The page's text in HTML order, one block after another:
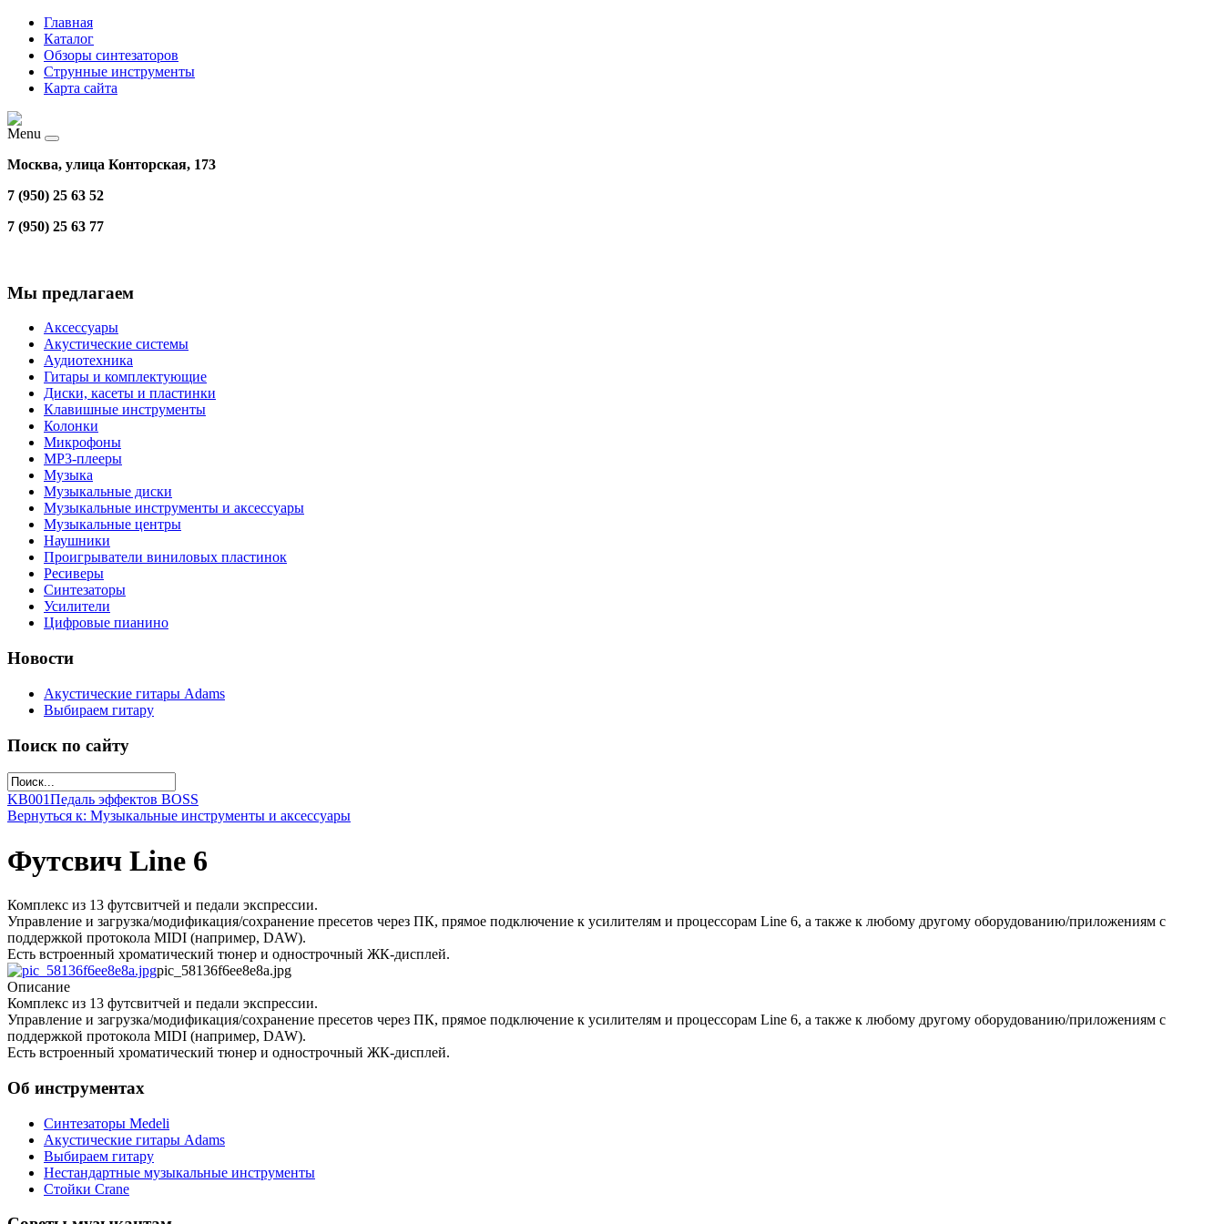
Главная
Каталог
Обзоры синтезаторов
Струнные инструменты
Карта сайта
Menu
Москва, улица Конторская, 173
7 (950) 25 63 52
7 (950) 25 63 77
Мы предлагаем
Аксессуары
Акустические системы
Аудиотехника
Гитары и комплектующие
Диски, касеты и пластинки
Клавишные инструменты
Колонки
Микрофоны
МР3-плееры
Музыка
Музыкальные диски
Музыкальные инструменты и аксессуары
Музыкальные центры
Наушники
Проигрыватели виниловых пластинок
Ресиверы
Синтезаторы
Усилители
Цифровые пианино
Новости
Акустические гитары Adams
Выбираем гитару
Поиск по сайту
KB001Педаль эффектов BOSS
Вернуться к: Музыкальные инструменты и аксессуары
Футсвич Line 6
Комплекс из 13 футсвитчей и педали экспрессии.
Управление и загрузка/модификация/сохранение пресетов через ПК, прямое подключение к усилителям и процессорам Line 6, а также к любому другому оборудованию/приложениям с
поддержкой протокола MIDI (например, DAW).
Есть встроенный хроматический тюнер и однострочный ЖК-дисплей.
pic_58136f6ee8e8a.jpg
Описание
Комплекс из 13 футсвитчей и педали экспрессии.
Управление и загрузка/модификация/сохранение пресетов через ПК, прямое подключение к усилителям и процессорам Line 6, а также к любому другому оборудованию/приложениям с
поддержкой протокола MIDI (например, DAW).
Есть встроенный хроматический тюнер и однострочный ЖК-дисплей.
Об инструментах
Синтезаторы Мedeli
Акустические гитары Adams
Выбираем гитару
Нестандартные музыкальные инструменты
Стойки Crane